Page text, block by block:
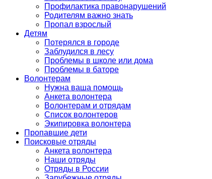
Профилактика правонарушений
Родителям важно знать
Пропал взрослый
Детям
Потерялся в городе
Заблудился в лесу
Проблемы в школе или дома
Проблемы в баторе
Волонтерам
Нужна ваша помощь
Анкета волонтера
Волонтерам и отрядам
Список волонтеров
Экипировка волонтера
Пропавшие дети
Поисковые отряды
Анкета волонтера
Наши отряды
Отряды в России